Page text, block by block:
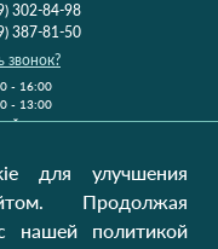
302-84-98
387-81-50
звонок?
- 16:00
- 13:00
Луцьк, 43000
для улучшения
Продолжая
нашей политикой